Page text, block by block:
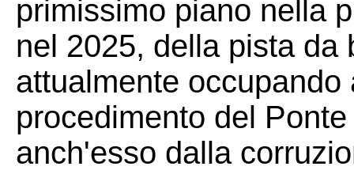
primissimo piano nella
nel 2025, della pista da
attualmente
procedimento del
anch'esso dalla